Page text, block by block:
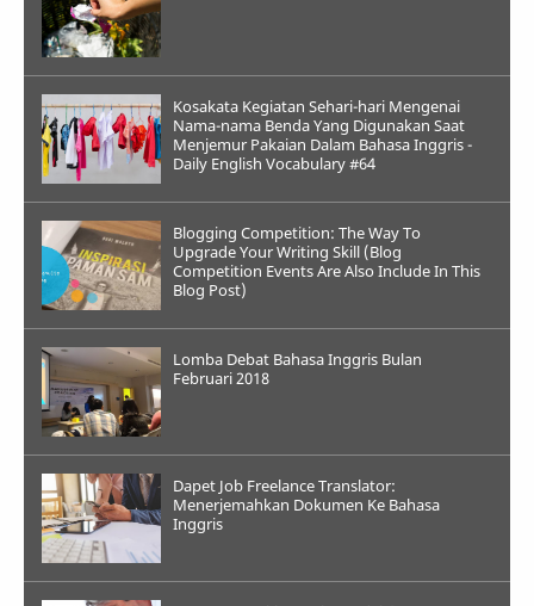
Kosakata Kegiatan Sehari-hari Mengenai
Nama-nama Benda Yang Digunakan Saat
Menjemur Pakaian Dalam Bahasa Inggris -
Daily English Vocabulary #64
Blogging Competition: The Way To
Upgrade Your Writing Skill (Blog
Competition Events Are Also Include In This
Blog Post)
Lomba Debat Bahasa Inggris Bulan
Februari 2018
Dapet Job Freelance Translator:
Menerjemahkan Dokumen Ke Bahasa
Inggris